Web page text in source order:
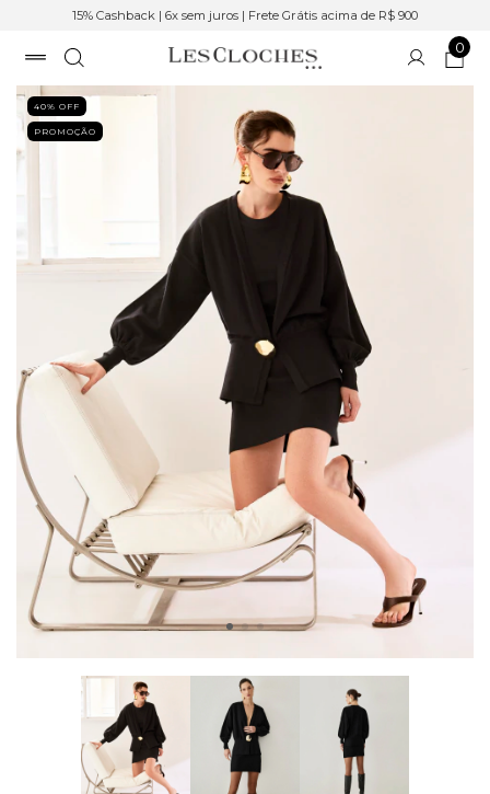
15% Cashback | 6x sem juros | Frete Grátis acima de R$ 900
0
40% OFF
PROMOÇÃO